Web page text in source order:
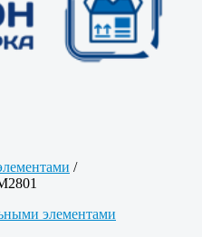
/
элементами